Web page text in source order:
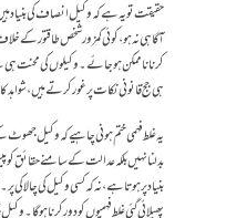
حقیقت تو یہ ہے کہ وکیل انصاف کی بنیاد
آگاہی نہ ہو، کوئی کمزور شخص طاقتور کے
کرنا ناممکن ہو جائے۔ وکیلوں کی محنت
ہی جج قانونی نکات پر غور کرتے ہیں،
یہ غلط فہمی ختم ہونی چاہیے کہ وکیل
بدلنا نہیں بلکہ عدالت کے سامنے حقائق کو
بنیاد پر ہوتا ہے، نہ کہ کسی وکیل کی
پھیلائی گئی غلط فہمیوں کو دور کرنا